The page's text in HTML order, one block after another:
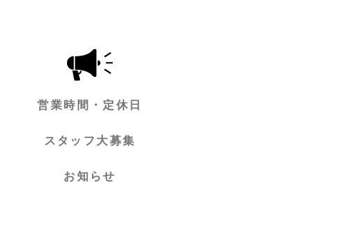
営業時間・定休日
スタッフ大募集
お知らせ